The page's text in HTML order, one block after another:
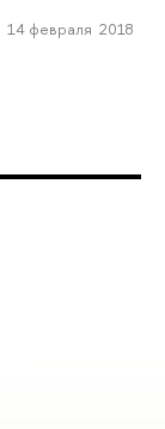
14 февраля 2018